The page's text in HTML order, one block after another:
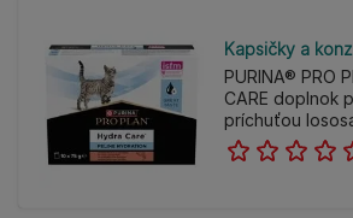
Kapsičky a
PURINA® PRO
CARE doplnok
príchuťou